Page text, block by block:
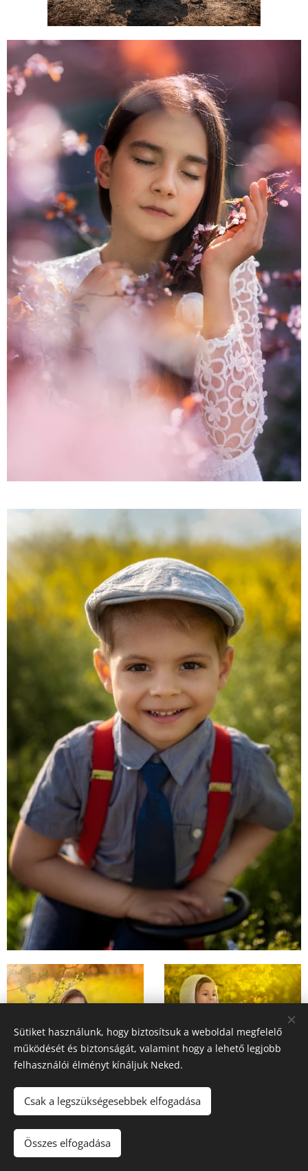
Sütiket használunk, hogy biztosítsuk a weboldal megfelelő
működését és biztonságát, valamint hogy a lehető legjobb
felhasználói élményt kínáljuk Neked.
Csak a legszükségesebbek elfogadása
Összes elfogadása